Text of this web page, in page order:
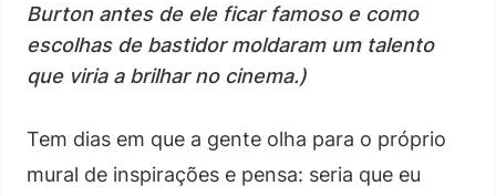
Burton antes de ele ficar famoso e como
escolhas de bastidor moldaram um talento
que viria a brilhar no cinema.)
Tem dias em que a gente olha para o próprio
mural de inspirações e pensa: seria que eu